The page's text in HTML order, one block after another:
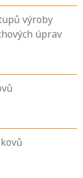
výroby
úprav